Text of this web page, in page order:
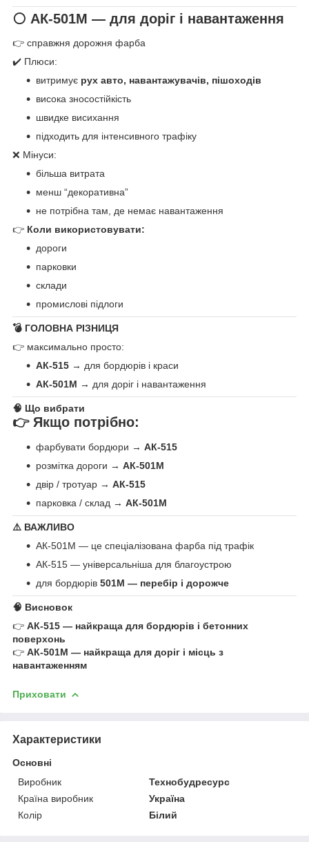
⚪ АК-501М — для доріг і навантаження
👉 справжня дорожня фарба
✔️ Плюси:
витримує рух авто, навантажувачів, пішоходів
висока зносостійкість
швидке висихання
підходить для інтенсивного трафіку
❌ Мінуси:
більша витрата
менш “декоративна”
не потрібна там, де немає навантаження
👉 Коли використовувати:
дороги
парковки
склади
промислові підлоги
💣 ГОЛОВНА РІЗНИЦЯ
👉 максимально просто:
АК-515 → для бордюрів і краси
АК-501М → для доріг і навантаження
🧠 Що вибрати
👉 Якщо потрібно:
фарбувати бордюри → АК-515
розмітка дороги → АК-501М
двір / тротуар → АК-515
парковка / склад → АК-501М
⚠️ ВАЖЛИВО
АК-501М — це спеціалізована фарба під трафік
АК-515 — універсальніша для благоустрою
для бордюрів 501М — перебір і дорожче
🧠 Висновок
👉 АК-515 — найкраща для бордюрів і бетонних
поверхонь
👉 АК-501М — найкраща для доріг і місць з
навантаженням
Приховати
Характеристики
Основні
Виробник
Технобудресурс
Країна виробник
Україна
Колір
Білий